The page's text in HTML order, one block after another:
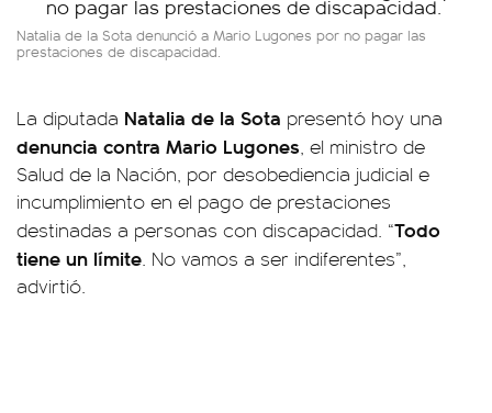
Natalia de la Sota denunció a Mario Lugones por no pagar las
prestaciones de discapacidad.
La diputada Natalia de la Sota presentó hoy una
denuncia contra Mario Lugones, el ministro de
Salud de la Nación, por desobediencia judicial e
incumplimiento en el pago de prestaciones
destinadas a personas con discapacidad. “Todo
tiene un límite. No vamos a ser indiferentes”,
advirtió.